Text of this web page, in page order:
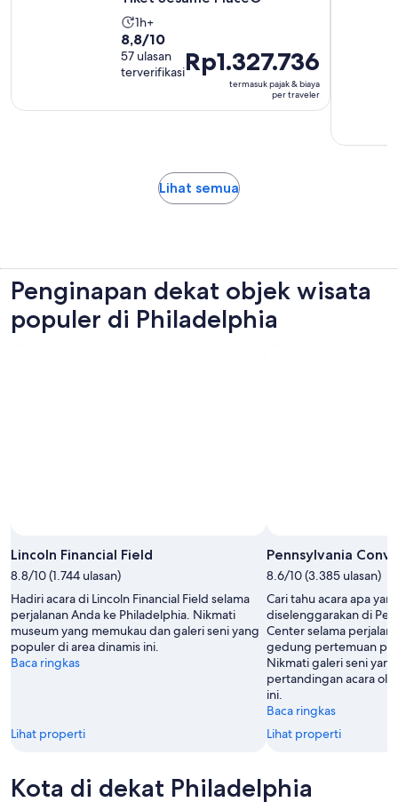
Durasi
aktivitas
adalah
1
1h+
8.8
dari
10
57
8,8/10
57 ulasan
terverifikasi
Harga
Rp1.327.736
traveler
Rp1.327.736
termasuk pajak & biaya
per traveler
Lihat semuaBuka
Penginapan dekat objek wisata
populer di Philadelphia
Lincoln Financial Field
8.8/10 (1.744 ulasan)
Hadiri acara di Lincoln Financial Field selama
perjalanan Anda ke Philadelphia. Nikmati
museum yang memukau dan galeri seni yang
populer di area dinamis ini.
Baca ringkas
Lihat properti
Pennsylvania
8.6/10 (3.385 ulasan)
Cari tahu acara apa
diselenggarakan di
Center selama
gedung pertemuan
Nikmati galeri seni
pertandingan acara
ini.
Baca ringkas
Lihat properti
Kota di dekat Philadelphia